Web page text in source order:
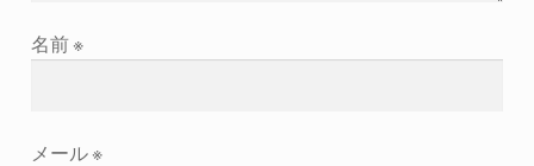
名前※
メール※